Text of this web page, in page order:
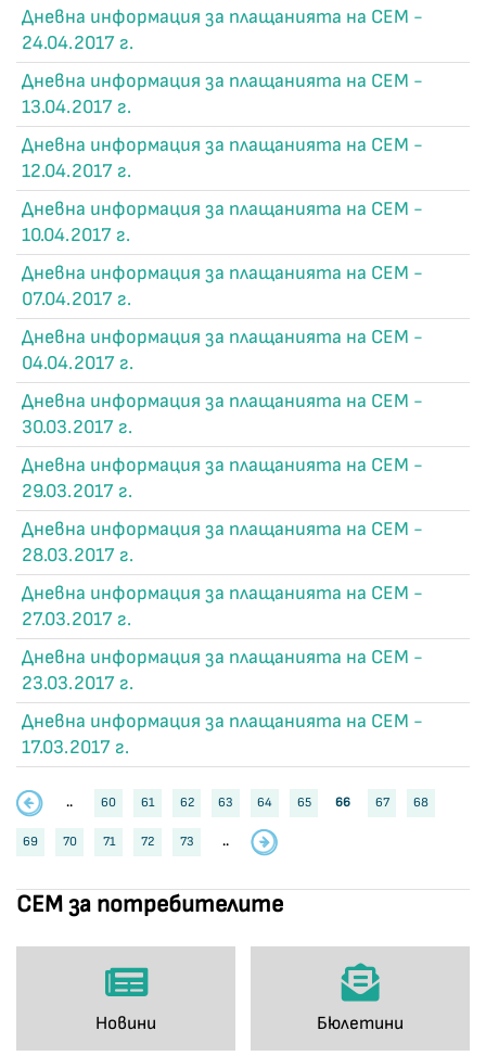
СЕМ за потребителите
Новини Бюлетини
Дневна информация за плащанията на СЕМ -
24.04.2017 г.
Дневна информация за плащанията на СЕМ -
13.04.2017 г.
Дневна информация за плащанията на СЕМ -
12.04.2017 г.
Дневна информация за плащанията на СЕМ -
10.04.2017 г.
Дневна информация за плащанията на СЕМ -
07.04.2017 г.
Дневна информация за плащанията на СЕМ -
04.04.2017 г.
Дневна информация за плащанията на СЕМ -
30.03.2017 г.
Дневна информация за плащанията на СЕМ -
29.03.2017 г.
Дневна информация за плащанията на СЕМ -
28.03.2017 г.
Дневна информация за плащанията на СЕМ -
27.03.2017 г.
Дневна информация за плащанията на СЕМ -
23.03.2017 г.
Дневна информация за плащанията на СЕМ -
17.03.2017 г.
.. 60 61 62 63 64 65 66 67 68
69 70 71 72 73 ..